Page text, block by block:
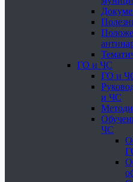
ГО и ЧС
ГО и
и ЧС
ЧС